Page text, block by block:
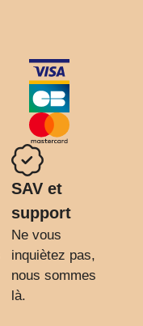
SAV et
support
Ne vous
inquiètez pas,
nous sommes
là.